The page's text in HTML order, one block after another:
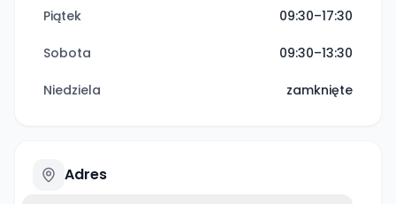
Piątek 09:30–17:30
Sobota 09:30–13:30
Niedziela zamknięte
Adres